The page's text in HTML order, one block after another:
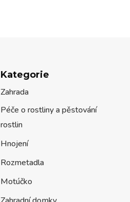
Kategorie
Zahrada
Péče o rostliny a pěstování
rostlin
Hnojení
Rozmetadla
Motúčko